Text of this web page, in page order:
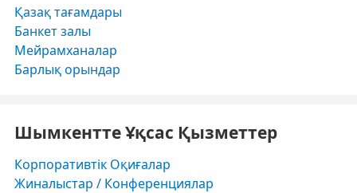
Қазақ тағамдары
Банкет залы
Мейрамханалар
Барлық орындар
Шымкентте Ұқсас Қызметтер
Корпоративтік Оқиғалар
Жиналыстар / Конференциялар